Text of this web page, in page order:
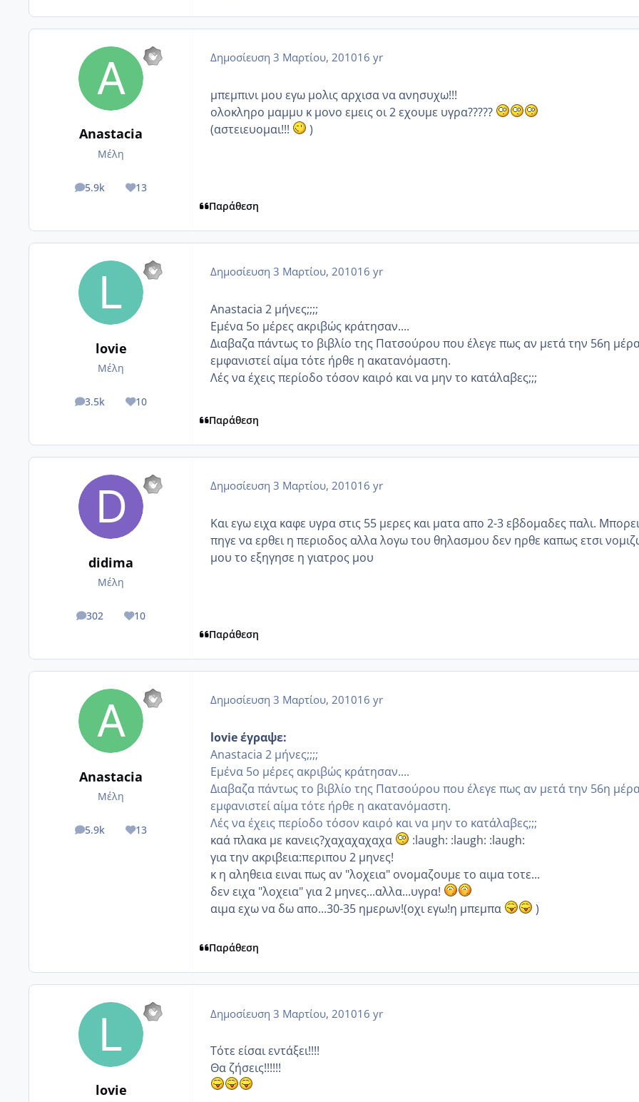
Anastacia
Μέλη
5.9k
posts 13
Reputation
Δημοσίευση 3 Μαρτίου, 201016 yr
μπεμπινι μου εγω μολις αρχισα να ανησυχω!!!
ολοκληρο μαμμυ κ μονο εμεις οι 2 εχουμε υγρα?????
(αστειευομαι!!!
)
Παράθεση
lovie
Μέλη
3.5k
posts 10
Reputation
Δημοσίευση 3 Μαρτίου, 201016 yr
Anastacia 2 μήνες;;;;
Εμένα 5ο μέρες ακριβώς κράτησαν....
Διαβαζα πάντως το βιβλίο της Πατσούρου που έλεγε πως αν μετά την 56η
εμφανιστεί αίμα τότε ήρθε η ακατανόμαστη.
Λές να έχεις περίοδο τόσον καιρό και να μην το κατάλαβες;;;
Παράθεση
didima
Μέλη
302
posts 10
Reputation
Δημοσίευση 3 Μαρτίου, 201016 yr
Και εγω ειχα καφε υγρα στις 55 μερες και ματα απο 2-3 εβδομαδες παλι.
πηγε να ερθει η περιοδος αλλα λογω του θηλασμου δεν ηρθε καπως ετσι
μου το εξηγησε η γιατρος μου
Παράθεση
Anastacia
Μέλη
5.9k
posts 13
Reputation
Δημοσίευση 3 Μαρτίου, 201016 yr
lovie έγραψε:
Anastacia 2 μήνες;;;;
Εμένα 5ο μέρες ακριβώς κράτησαν....
Διαβαζα πάντως το βιβλίο της Πατσούρου που έλεγε πως αν μετά την 56η
εμφανιστεί αίμα τότε ήρθε η ακατανόμαστη.
Λές να έχεις περίοδο τόσον καιρό και να μην το κατάλαβες;;;
καά πλακα με κανεις?χαχαχαχαχα
:laugh: :laugh: :laugh:
για την ακριβεια:περιπου 2 μηνες!
κ η αληθεια ειναι πως αν "λοχεια" ονομαζουμε το αιμα τοτε...
δεν ειχα "λοχεια" για 2 μηνες...αλλα...υγρα!
αιμα εχω να δω απο...30-35 ημερων!(οχι εγω!η μπεμπα
)
Παράθεση
lovie
Δημοσίευση 3 Μαρτίου, 201016 yr
Τότε είσαι εντάξει!!!!
Θα ζήσεις!!!!!!